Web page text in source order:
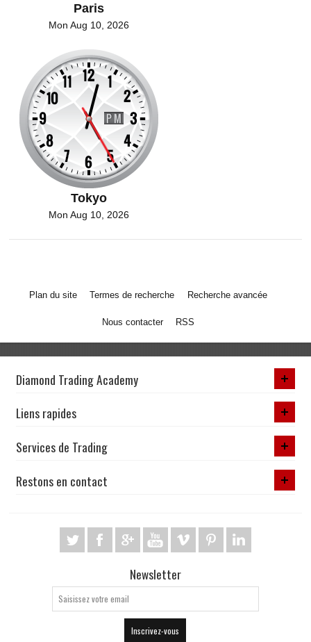
Paris
Mon Aug 10, 2026
Tokyo
Mon Aug 10, 2026
Plan du site Termes de recherche Recherche avancée
Nous contacter RSS
Diamond Trading Academy
Liens rapides
Services de Trading
Restons en contact
Newsletter
Inscrivez-vous